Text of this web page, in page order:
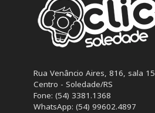
Rua Venâncio Aires, 816, sala 15
Centro - Soledade/RS
Fone: (54) 3381.1368
WhatsApp: (54) 99602.4897